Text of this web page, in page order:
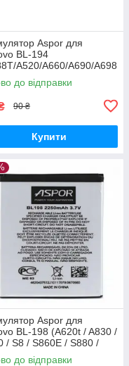
Aspor для
BL-194
A520/A660/A690/A698
S850e)
до відправки
90 ₴
Купити
Aspor для
BL-198 (A620t / A830 /
/ S8 / S860E / S880 /
/ S898t)
до відправки